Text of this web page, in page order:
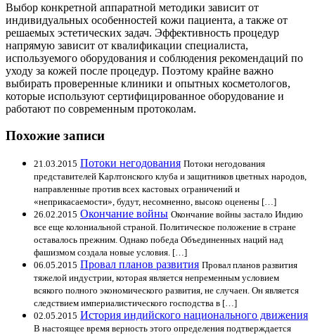
Выбор конкретной аппаратной методики зависит от
индивидуальных особенностей кожи пациента, а также от
решаемых эстетических задач. Эффективность процедур
напрямую зависит от квалификации специалиста,
используемого оборудования и соблюдения рекомендаций по
уходу за кожей после процедур. Поэтому крайне важно
выбирать проверенные клиники и опытных косметологов,
которые используют сертифицированное оборудование и
работают по современным протоколам.
Похожие записи
21.03.2015 Потоки негодования Потоки негодования
представителей Карлтонского клуба и защитников цветных народов,
направленные против всех кастовых ограничений и
«неприкасаемости», будут, несомненно, высоко оценены […]
26.02.2015 Окончание войны Окончание войны застало Индию
все еще колониальной страной. Политическое положение в стране
оставалось прежним. Однако победа Объединенных наций над
фашизмом создала новые условия. […]
06.05.2015 Провал планов развития Провал планов развития
тяжелой индустрии, которая является непременным условием
всякого полного экономического развития, не случаен. Он является
следствием империалистического господства в […]
02.05.2015 История индийского национального движения
В настоящее время верность этого определения подтверждается